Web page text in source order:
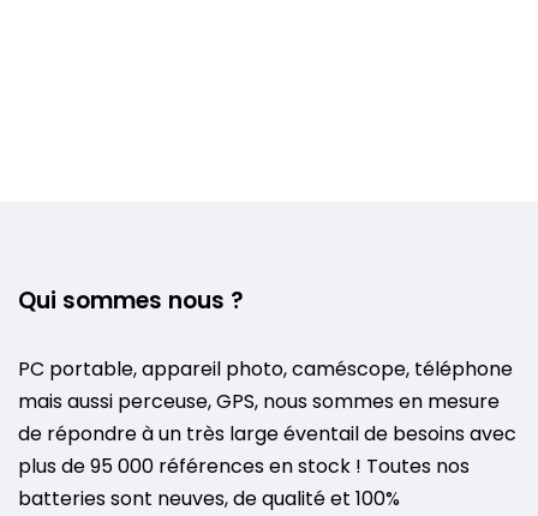
Qui sommes nous ?
PC portable, appareil photo, caméscope, téléphone
mais aussi perceuse, GPS, nous sommes en mesure
de répondre à un très large éventail de besoins avec
plus de 95 000 références en stock ! Toutes nos
batteries sont neuves, de qualité et 100%